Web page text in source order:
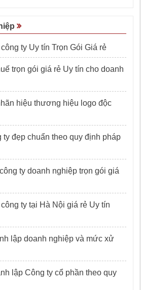
ty Uy tín Trọn Gói Giá rẻ
trọn gói giá rẻ Uy tín cho doanh
hiệu thương hiệu logo độc
ty đẹp chuẩn theo quy định pháp
ty doanh nghiệp trọn gói giá
ty tại Hà Nội giá rẻ Uy tín
lập doanh nghiệp và mức xử
lập Công ty cổ phần theo quy